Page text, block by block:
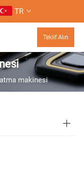
TR
Teklif Alın
makinesi